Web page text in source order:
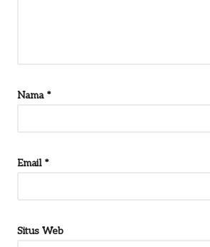
Nama *
Email *
Situs Web